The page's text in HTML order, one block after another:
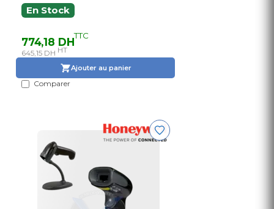
En Stock
774,18 DHTTC
645,15 DH HT
Ajouter au panier
Comparer